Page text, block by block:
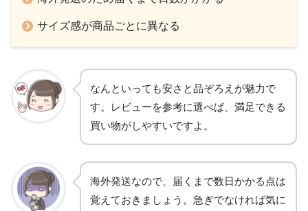
サイズ感が商品ごとに異なる
なんといっても安さと品ぞろえが魅力で
す。レビューを参考に選べば、満足できる
買い物がしやすいですよ。
海外発送なので、届くまで数日かかる点は
覚えておきましょう。急ぎでなければ気に